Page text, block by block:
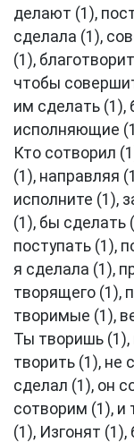
делают (1),
сделала (1),
(1),
чтобы
им сделать (1),
исполняющие
Кто сотворил
(1), направляя
исполните (1),
(1), бы сделать
поступать (1),
я сделала (1),
творящего (1),
творимые (1),
Ты творишь (1),
творить (1), не
сделал (1), он
сотворим (1), и
(1), Изгонят (1),